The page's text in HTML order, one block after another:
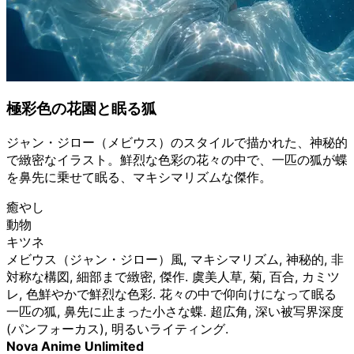
極彩色の花園と眠る狐
ジャン・ジロー（メビウス）のスタイルで描かれた、神秘的
で緻密なイラスト。鮮烈な色彩の花々の中で、一匹の狐が蝶
を鼻先に乗せて眠る、マキシマリズムな傑作。
癒やし
動物
キツネ
メビウス（ジャン・ジロー）風, マキシマリズム, 神秘的, 非
対称な構図, 細部まで緻密, 傑作. 虞美人草, 菊, 百合, カミツ
レ, 色鮮やかで鮮烈な色彩. 花々の中で仰向けになって眠る
一匹の狐, 鼻先に止まった小さな蝶. 超広角, 深い被写界深度
(パンフォーカス), 明るいライティング.
Nova Anime Unlimited